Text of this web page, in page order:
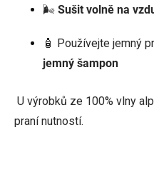
🌬️ Sušit volně na
🧴 Používejte jemný
jemný šampon
U výrobků ze 100% vlny
praní nutností.